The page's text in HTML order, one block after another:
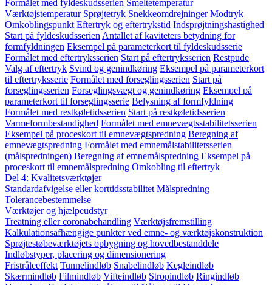
Formålet med fyldeskudsserien Smeltetemperatur
Værktøjstemperatur Sprøjtetryk Snekkeomdrejninger Modtryk
Omkoblingspunkt Eftertryk og eftertrykstid Indsprøjtningshastighed
Start på fyldeskudsserien Antallet af kaviteters betydning for
formfyldningen Eksempel på parameterkort til fyldeskudsserie
Formålet med eftertryksserien Start på eftertryksserien Restpude
Valg af eftertryk Svind og genindkøring Eksempel på parameterkort
til eftertryksserie Formålet med forseglingsserien Start på
forseglingsserien Forseglingsvægt og genindkøring Eksempel på
parameterkort til forseglingsserie Belysning af formfyldning
Formålet med restkøletidsserien Start på restkøletidsserien
Varmeformbestandighed Formålet med emnevægtsstabilitetsserien
Eksempel på proceskort til emnevægtspredning Beregning af
emnevægtspredning Formålet med emnemålstabilitetsserien
(målspredningen) Beregning af emnemålspredning Eksempel på
proceskort til emnemålspredning Omkobling til eftertryk
Del 4: Kvalitetsværktøjer
Standardafvigelse eller korttidsstabilitet Målspredning
Tolerancebestemmelse
Værktøjer og hjælpeudstyr
Treatning eller coronabehandling Værktøjsfremstilling
Kalkulationsafhængige punkter ved emne- og værktøjskonstruktion
Sprøjtestøbeværktøjets opbygning og hovedbestanddele
Indløbstyper, placering og dimensionering
Fristråleeffekt Tunnelindløb Snabelindløb Kegleindløb
Skærmindløb Filmindløb Vifteindløb Stropindløb Ringindløb